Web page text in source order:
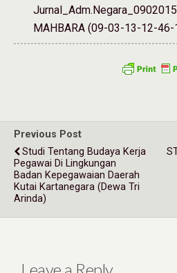
MAHBARA (09-03-13-12-
Previous Post
Studi Tentang Budaya Kerja
Pegawai Di Lingkungan
Badan Kepegawaian Daerah
Kutai Kartanegara (Dewa Tri
Arinda)